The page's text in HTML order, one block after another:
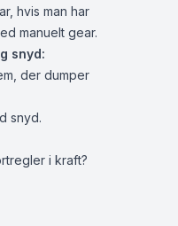
hvis man har
manuelt gear.
snyd:
der dumper
snyd.
i kraft?